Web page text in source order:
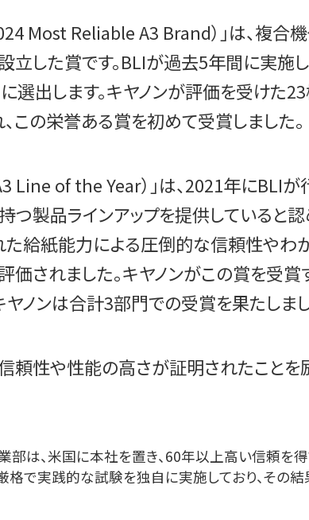
Most Reliable A3 Brand）」は、複合
した賞です。BLIが過去5年間に実施
選出します。キヤノンが評価を受けた
この栄誉ある賞を初めて受賞しました。
Line of the Year）」は、2021年にBLI
製品ラインアップを提供していると認
た給紙能力による圧倒的な信頼性やわ
価されました。キヤノンがこの賞を受
ヤノンは合計3部門での受賞を果たしま
頼性や性能の高さが証明されたことを
、米国に本社を置き、60年以上高い信頼を得
で実践的な試験を独自に実施しており、その